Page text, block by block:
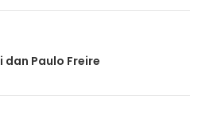
dan Paulo Freire